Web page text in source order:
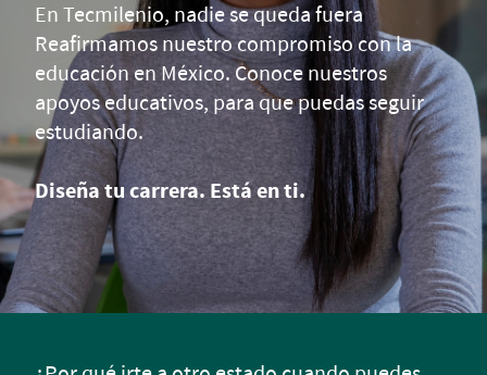
En Tecmilenio, nadie se queda fuera
Reafirmamos nuestro compromiso con la
educación en México. Conoce nuestros
apoyos educativos, para que puedas seguir
estudiando.
Diseña tu carrera. Está en ti.